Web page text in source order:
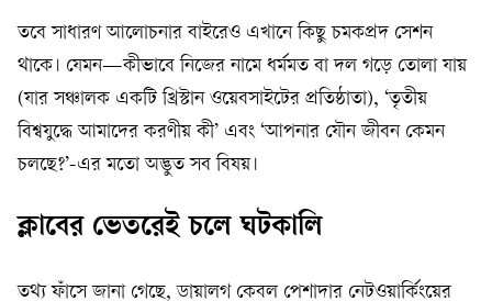
তবে সাধারণ আলোচনার বাইরেও এখানে কিছু চমকপ্রদ সেশন
থাকে। যেমন—কীভাবে নিজের নামে ধর্মমত বা দল গড়ে তোলা যায়
(যার সঞ্চালক একটি খ্রিস্টান ওয়েবসাইটের প্রতিষ্ঠাতা), ‘তৃতীয়
বিশ্বযুদ্ধে আমাদের করণীয় কী’ এবং ‘আপনার যৌন জীবন কেমন
চলছে?’-এর মতো অদ্ভুত সব বিষয়।
ক্লাবের ভেতরেই চলে ঘটকালি
তথ্য ফাঁসে জানা গেছে, ডায়ালগ কেবল পেশাদার নেটওয়ার্কিংয়ের